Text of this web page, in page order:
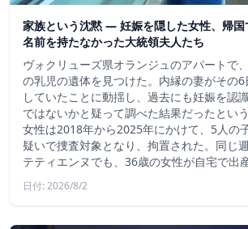
家族という沈黙 ― 妊娠を隠した女性、帰国
名前を持たなかった大統領夫人たち
ヴォクリューズ県オランジュのアパートで
の乳児の遺体を見つけた。内縁の妻がその
していたことに動揺し、過去にも妊娠を認
ではないかと疑って調べた結果だったとい
女性は2018年から2025年にかけて、5人の
疑いで捜査対象となり、拘置された。同じ
テティエンヌでも、36歳の女性が自宅で出
日付: 2026/8/2